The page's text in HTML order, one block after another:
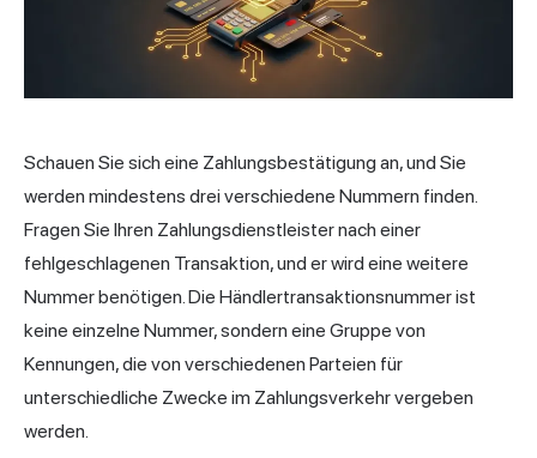
Schauen Sie sich eine Zahlungsbestätigung an, und Sie
werden mindestens drei verschiedene Nummern finden.
Fragen Sie Ihren Zahlungsdienstleister nach einer
fehlgeschlagenen Transaktion, und er wird eine weitere
Nummer benötigen. Die Händlertransaktionsnummer ist
keine einzelne Nummer, sondern eine Gruppe von
Kennungen, die von verschiedenen Parteien für
unterschiedliche Zwecke im Zahlungsverkehr vergeben
werden.